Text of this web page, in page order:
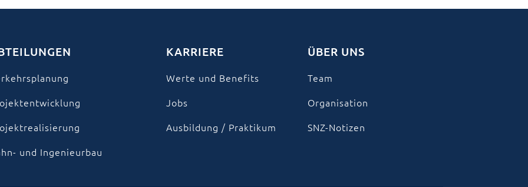
und Ingenieurbau
KARRIERE
Werte und Benefits
Jobs
Ausbildung / Praktikum
ÜBER UNS
Team
Organisation
SNZ-Notizen